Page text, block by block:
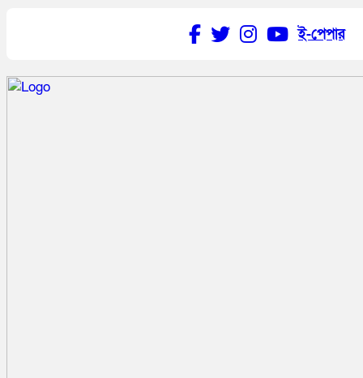
ই-পেপার